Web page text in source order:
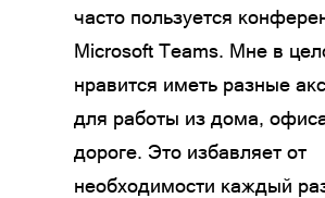
часто пользуется
Microsoft Teams. Мне в
нравится иметь разные
для работы из дома,
дороге. Это избавляет от
необходимости каждый